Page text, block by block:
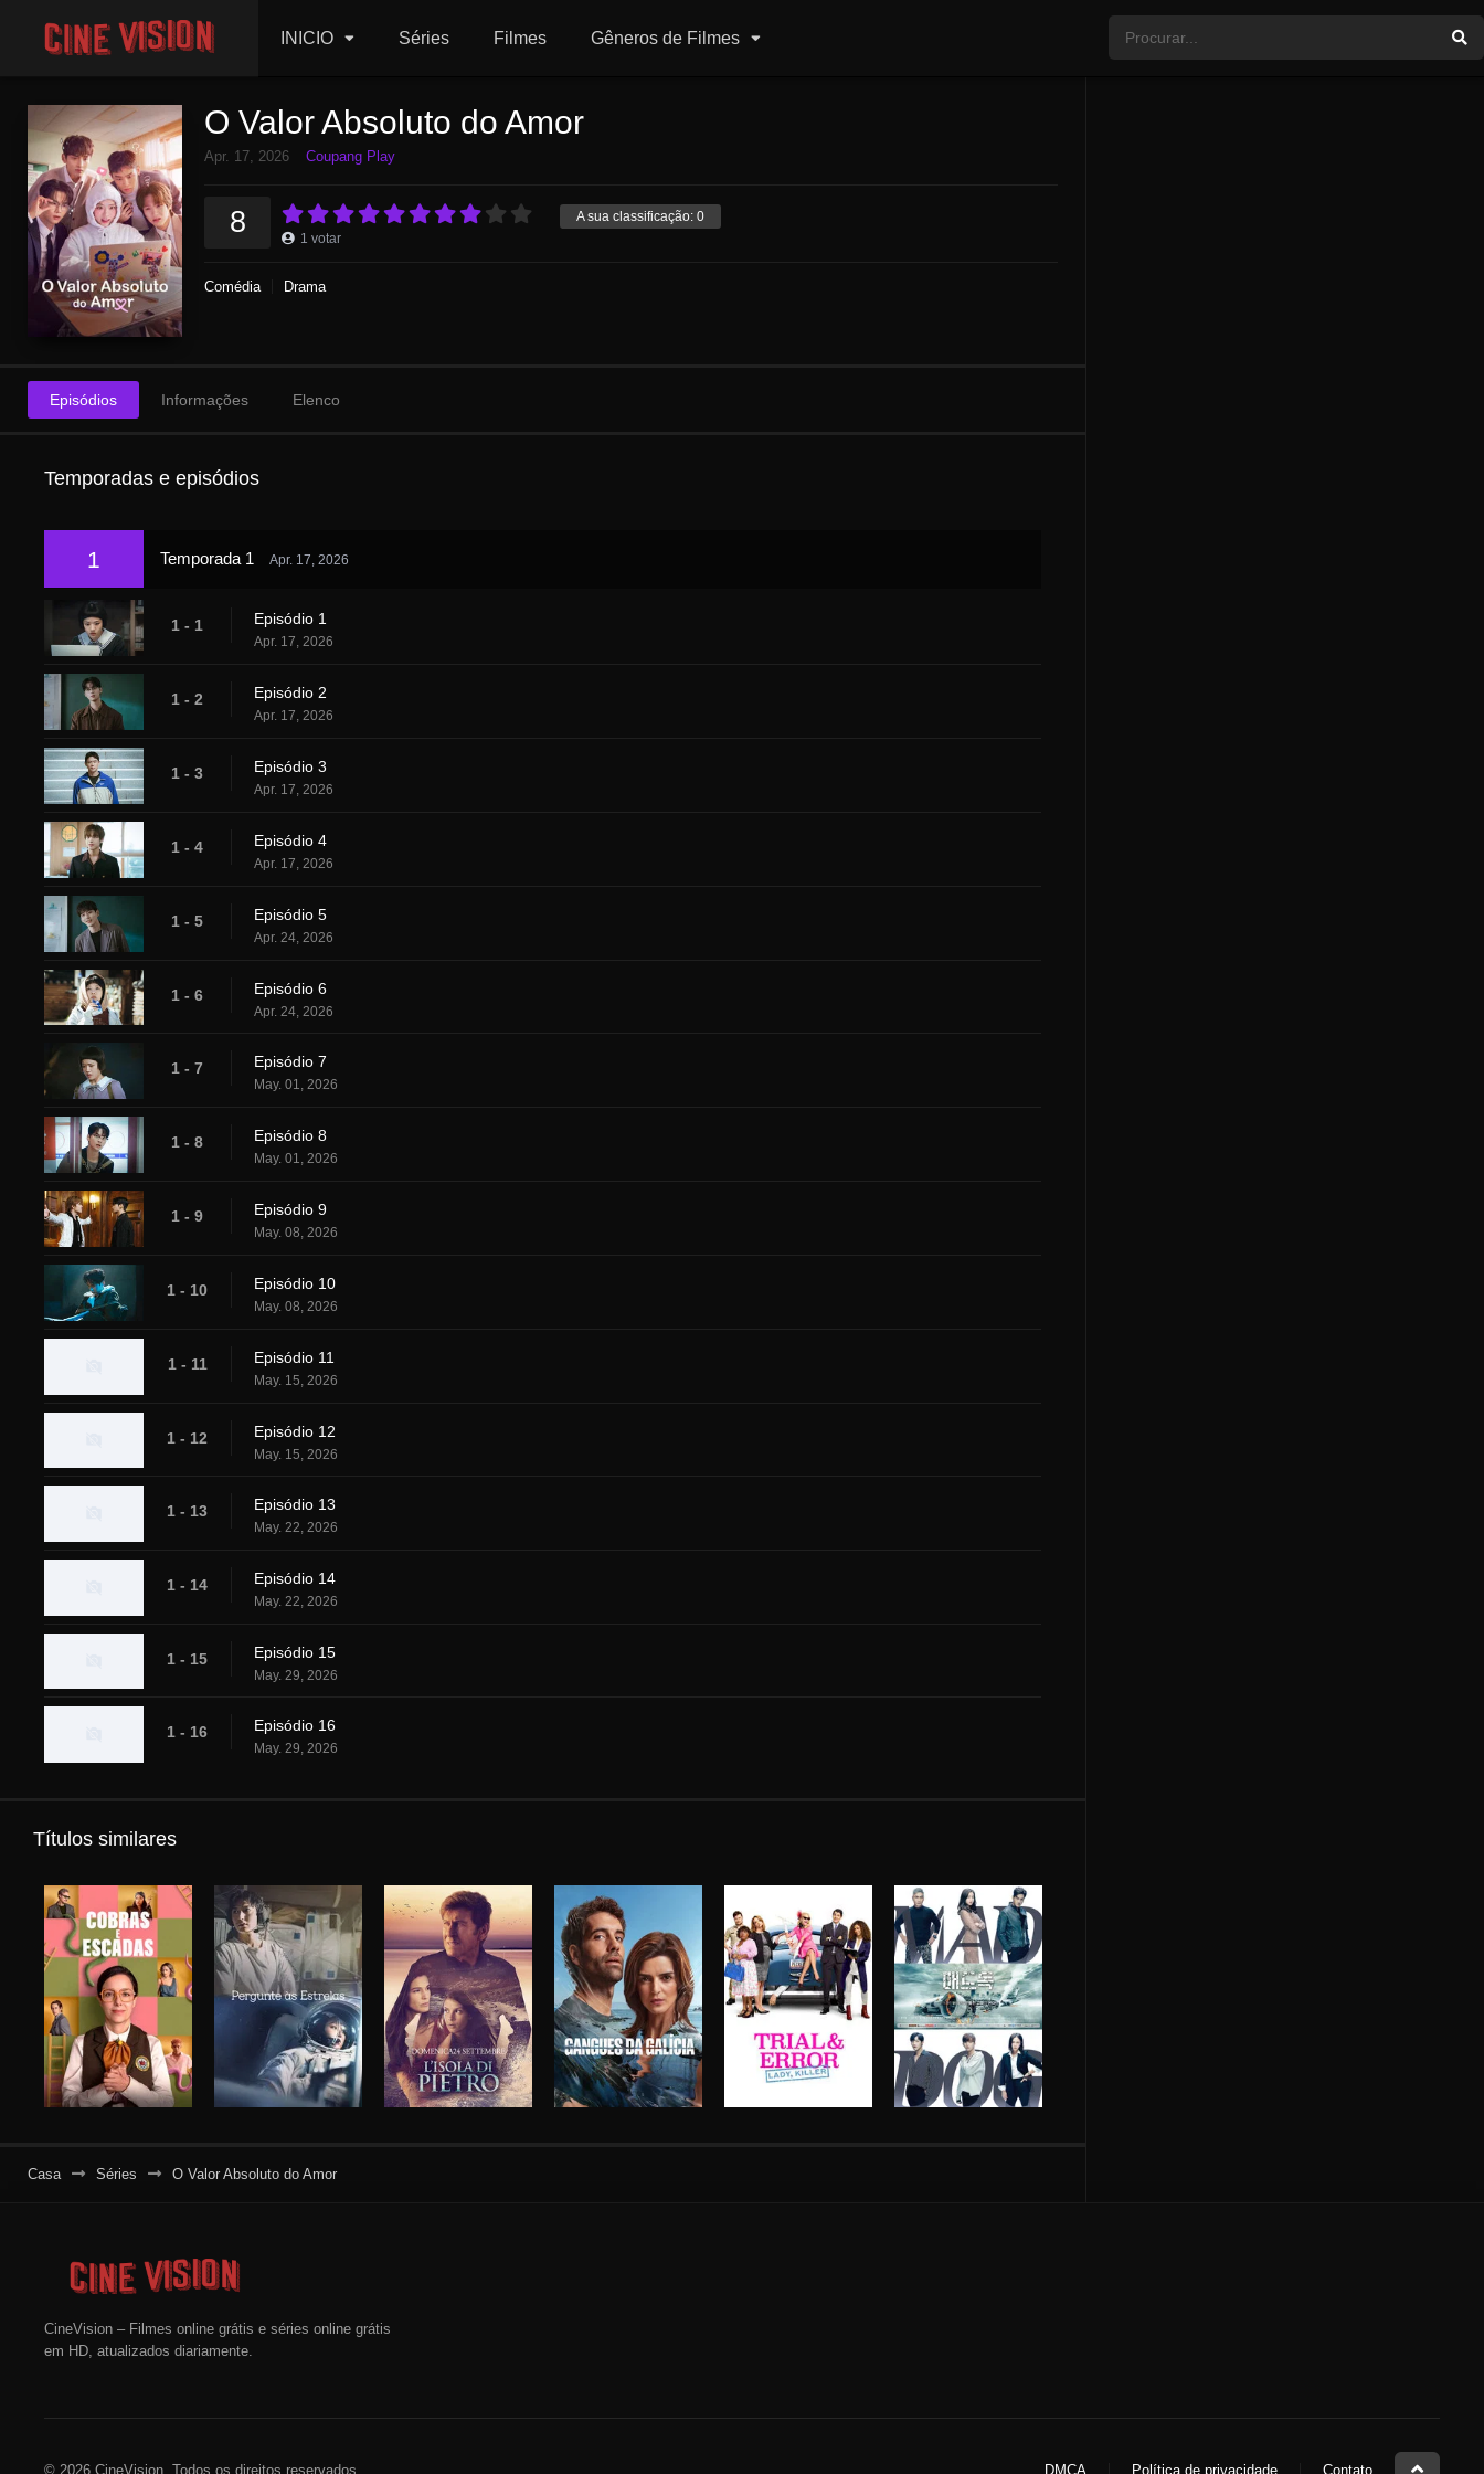
INICIO Séries Filmes Gêneros de Filmes
O Valor Absoluto do Amor
Apr. 17, 2026 Coupang Play
A sua classificação: 0
8 1 votar
Comédia Drama
Episódios Informações Elenco
Temporadas e episódios
1 Temporada 1 Apr. 17, 2026
1 - 1 Episódio 1
Apr. 17, 2026
1 - 2 Episódio 2
Apr. 17, 2026
1 - 3 Episódio 3
Apr. 17, 2026
1 - 4 Episódio 4
Apr. 17, 2026
1 - 5 Episódio 5
Apr. 24, 2026
1 - 6 Episódio 6
Apr. 24, 2026
1 - 7 Episódio 7
May. 01, 2026
1 - 8 Episódio 8
May. 01, 2026
1 - 9 Episódio 9
May. 08, 2026
1 - 10 Episódio 10
May. 08, 2026
1 - 11 Episódio 11
May. 15, 2026
1 - 12 Episódio 12
May. 15, 2026
1 - 13 Episódio 13
May. 22, 2026
1 - 14 Episódio 14
May. 22, 2026
1 - 15 Episódio 15
May. 29, 2026
1 - 16 Episódio 16
May. 29, 2026
Títulos similares
Casa Séries O Valor Absoluto do Amor
CineVision – Filmes online grátis e séries online grátis
em HD, atualizados diariamente.
© 2026 CineVision. Todos os direitos reservados. DMCA Política de privacidade Contato